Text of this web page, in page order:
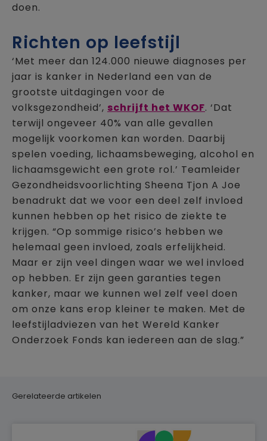
doen.
Richten op leefstijl
‘Met meer dan 124.000 nieuwe diagnoses per
jaar is kanker in Nederland een van de
grootste uitdagingen voor de
volksgezondheid’, schrijft het WKOF. ‘Dat
terwijl ongeveer 40% van alle gevallen
mogelijk voorkomen kan worden. Daarbij
spelen voeding, lichaamsbeweging, alcohol en
lichaamsgewicht een grote rol.’ Teamleider
Gezondheidsvoorlichting Sheena Tjon A Joe
benadrukt dat we voor een deel zelf invloed
kunnen hebben op het risico de ziekte te
krijgen. “Op sommige risico’s hebben we
helemaal geen invloed, zoals erfelijkheid.
Maar er zijn veel dingen waar we wel invloed
op hebben. Er zijn geen garanties tegen
kanker, maar we kunnen wel zelf veel doen
om onze kans erop kleiner te maken. Met de
leefstijladviezen van het Wereld Kanker
Onderzoek Fonds kan iedereen aan de slag.”
Gerelateerde artikelen